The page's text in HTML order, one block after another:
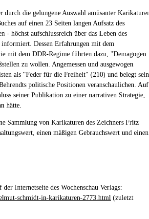
durch die gelungene Auswahl amüsanter
auf einen 23 Seiten langen Aufsatz des
- höchst aufschlussreich über das Leben des
Dessen Erfahrungen mit dem
mit dem DDR-Regime führten dazu, "Demagogen
zu wollen. Angemessen und ausgewogen
als "Feder für die Freiheit" (210) und belegt
politische Positionen veranschaulichen. Auf
seiner Publikation zu einer narrativen Strategie,
hätte.
Sammlung von Karikaturen des Zeichners Fritz
einen mäßigen Gebrauchswert und einen
Internetseite des Wochenschau Verlags:
schmidt-in-karikaturen-2773.html (zuletzt